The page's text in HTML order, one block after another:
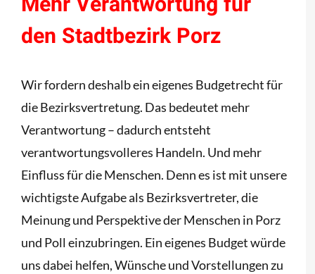
den Stadtbezirk Porz
Wir fordern deshalb ein eigenes Budgetrecht für
die Bezirksvertretung. Das bedeutet mehr
Verantwortung – dadurch entsteht
verantwortungsvolleres Handeln. Und mehr
Einfluss für die Menschen. Denn es ist mit unsere
wichtigste Aufgabe als Bezirksvertreter, die
Meinung und Perspektive der Menschen in Porz
und Poll einzubringen. Ein eigenes Budget würde
uns dabei helfen, Wünsche und Vorstellungen zu